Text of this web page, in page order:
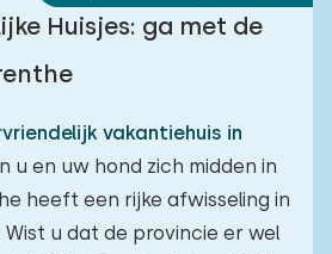
Huisjes: ga met de
vakantiehuis in
u en uw hond zich midden in
heeft een rijke afwisseling in
u dat de provincie er wel